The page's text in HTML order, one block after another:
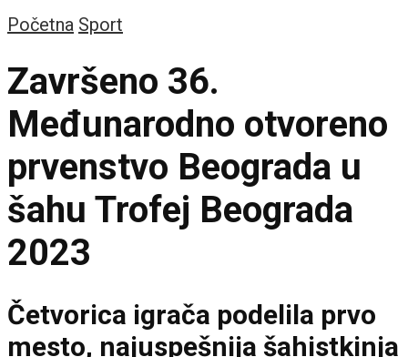
Početna Sport
Završeno 36.
Međunarodno otvoreno
prvenstvo Beograda u
šahu Trofej Beograda
2023
Četvorica igrača podelila prvo
mesto, najuspešnija šahistkinja